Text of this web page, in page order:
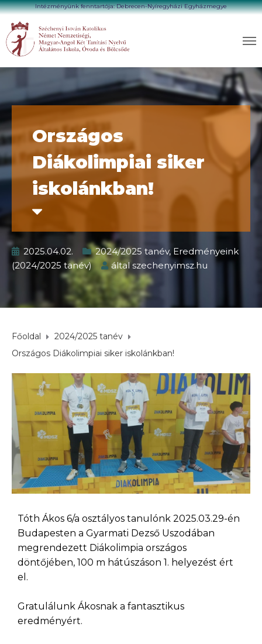
Intézményünk fenntartója: Debrecen-Nyíregyházi Egyházmegye
Országos
Diákolimpiai siker
iskolánkban!
2025.04.02. 2024/2025 tanév, Eredményeink
(2024/2025 tanév)
általszechenyimsz.hu
Főoldal
2024/2025 tanév
Országos Diákolimpiai siker iskolánkban!
Tóth Ákos 6/a osztályos tanulónk 2025.03.29-én
Budapesten a Gyarmati Dezső Uszodában
megrendezett Diákolimpia országos
döntőjében, 100 m hátúszáson 1. helyezést ért
el.
Gratulálunk Ákosnak a fantasztikus
eredményért.